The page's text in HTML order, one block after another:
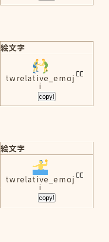
絵文字
twrelative_emoj
i
copy!
絵文字
twrelative_emoj
i
copy!